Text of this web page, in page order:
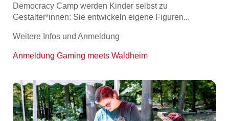
Democracy Camp werden Kinder selbst zu
Gestalter*innen: Sie entwickeln eigene Figuren...
Weitere Infos und Anmeldung
Anmeldung Gaming meets Waldheim